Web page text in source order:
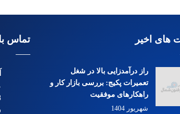
های اخیر
راز درآمدزایی بالا در شغل
تعمیرات پکیج: بررسی بازار کار و
راهکارهای موفقیت
شهریور 1404
تماس